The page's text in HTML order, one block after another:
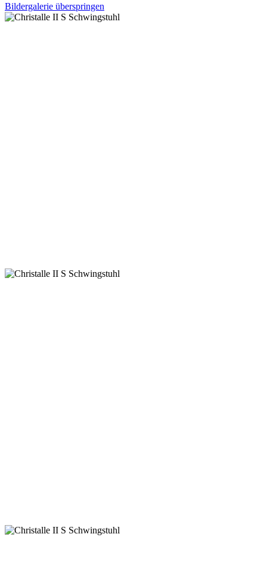
Bildergalerie überspringen